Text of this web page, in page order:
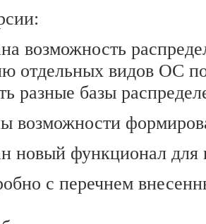
возможность
отдельных видов ОС
разные базы
возможности
новый функционал
с перечнем